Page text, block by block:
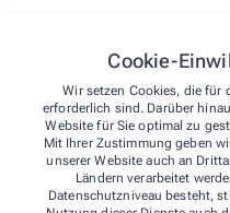
Cookie-
Wir setzen Cookies, die für
erforderlich sind. Darüber
Website für Sie optimal zu
Mit Ihrer Zustimmung geben
unserer Website auch an
Ländern verarbeitet
Datenschutzniveau besteht,
Wulfskotten-
Osnabrücker Str. 48 ,49205
05405/62 96
05405/60 65 90